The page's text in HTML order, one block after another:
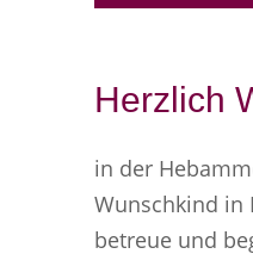
Herzlich
in der
Wunschkind in
betreue und